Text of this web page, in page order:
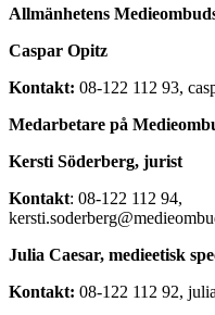
Allmänhetens
Caspar Opitz
Kontakt: 08-122 112 93,
Medarbetare på
Kersti Söderberg, jurist
Kontakt: 08-122 112 94,
Julia Caesar, medieetisk
Kontakt: 08-122 112 92,